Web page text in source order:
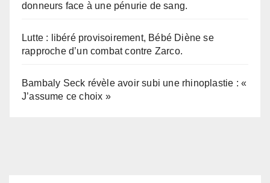
donneurs face à une pénurie de sang.
Lutte : libéré provisoirement, Bébé Diène se
rapproche d’un combat contre Zarco.
Bambaly Seck révèle avoir subi une rhinoplastie : «
J’assume ce choix »